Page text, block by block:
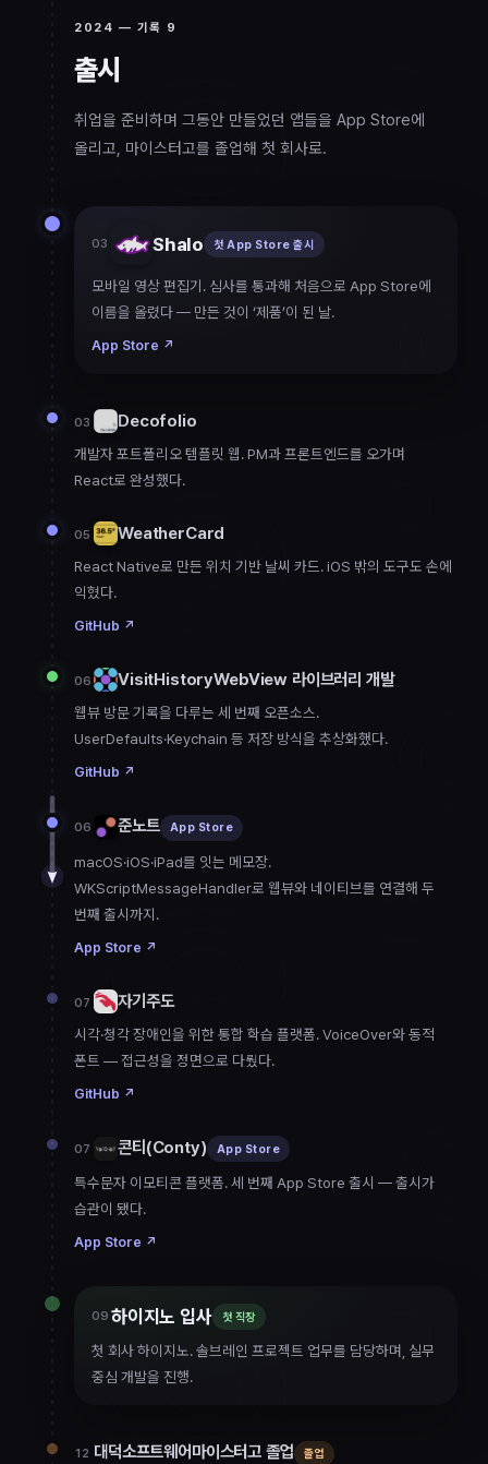
2024
2024 — 기록 9
출시
취업을 준비하며 그동안 만들었던 앱들을 App Store에
올리고, 마이스터고를 졸업해 첫 회사로.
03 Shalo 첫 App Store 출시
모바일 영상 편집기. 심사를 통과해 처음으로 App Store에
이름을 올렸다 — 만든 것이 ‘제품’이 된 날.
App Store ↗
03 Decofolio
개발자 포트폴리오 템플릿 웹. PM과 프론트엔드를 오가며
React로 완성했다.
05 WeatherCard
React Native로 만든 위치 기반 날씨 카드. iOS 밖의 도구도 손에
익혔다.
GitHub ↗
06 VisitHistoryWebView 라이브러리 개발
웹뷰 방문 기록을 다루는 세 번째 오픈소스.
UserDefaults·Keychain 등 저장 방식을 추상화했다.
GitHub ↗
06 준노트 App Store
macOS·iOS·iPad를 잇는 메모장.
WKScriptMessageHandler로 웹뷰와 네이티브를 연결해 두
번째 출시까지.
App Store ↗
07 자기주도
시각·청각 장애인을 위한 통합 학습 플랫폼. VoiceOver와 동적
폰트 — 접근성을 정면으로 다뤘다.
GitHub ↗
07 콘티(Conty) App Store
특수문자 이모티콘 플랫폼. 세 번째 App Store 출시 — 출시가
습관이 됐다.
App Store ↗
09 하이지노 입사 첫 직장
첫 회사 하이지노. 솔브레인 프로젝트 업무를 담당하며, 실무
중심 개발을 진행.
12 대덕소프트웨어마이스터고 졸업 졸업